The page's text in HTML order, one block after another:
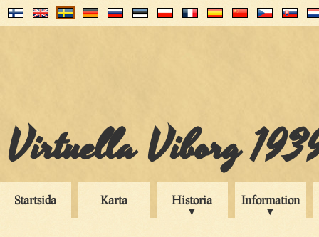
Virtuella Viborg
Startsida Karta Historia Information